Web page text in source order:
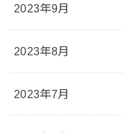
2023年9月
2023年8月
2023年7月